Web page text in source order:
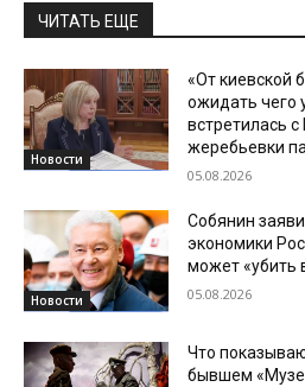
ЧИТАТЬ ЕЩЕ
Новости
«От киевской
ожидать чего
встретилась
жеребьевки
05.08.2026
Новости
Собянин
экономики
может «убить
05.08.2026
Что
бывшем